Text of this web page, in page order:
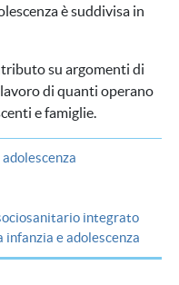
è suddivisa in
su argomenti di
di quanti operano
e famiglie.
integrato
infanzia e adolescenza